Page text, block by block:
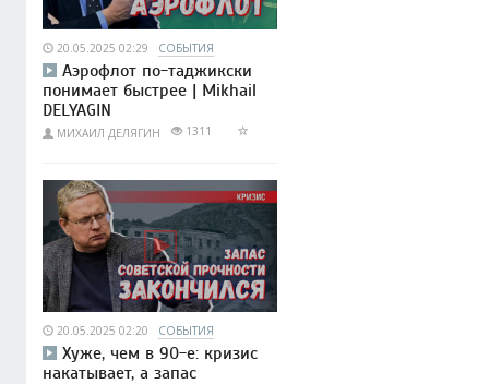
20.05.2025 02:29 СОБЫТИЯ
Аэрофлот по-таджикски
понимает быстрее | Mikhail
DELYAGIN
МИХАИЛ ДЕЛЯГИН 1311
20.05.2025 02:20 СОБЫТИЯ
Хуже, чем в 90-е: кризис
накатывает, а запас